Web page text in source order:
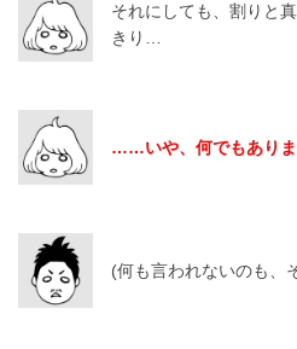
それにしても、割りと
きり…
……いや、何でもありま
(何も言われないのも、